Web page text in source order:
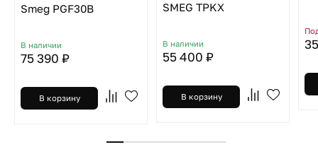
Smeg PGF30B
В наличии
75 390 ₽
В корзину
SMEG TPKX
В наличии
55 400 ₽
В корзину